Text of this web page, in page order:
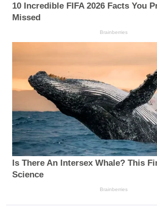
10 Incredible FIFA 2026 Facts You
Missed
Brainberries
Is There An Intersex Whale? This
Science
Brainberries